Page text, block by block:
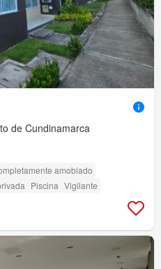
de Cundinamarca
amoblado
Piscina Vigilante